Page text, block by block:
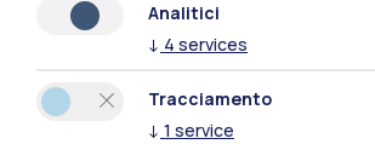
Analitici
↓ 4 services
Tracciamento
↓ 1 service